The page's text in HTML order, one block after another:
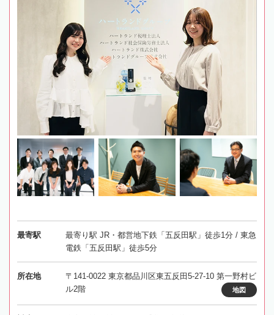
最寄駅
最寄り駅 JR・都営地下鉄「五反田駅」徒歩1分 / 東急
電鉄「五反田駅」徒歩5分
所在地
〒141-0022 東京都品川区東五反田5-27-10 第一野村ビ
ル2階
地図